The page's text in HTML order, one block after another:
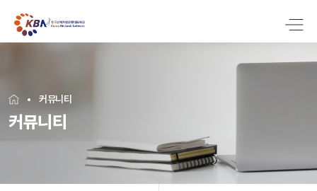
커뮤니티
커뮤니티